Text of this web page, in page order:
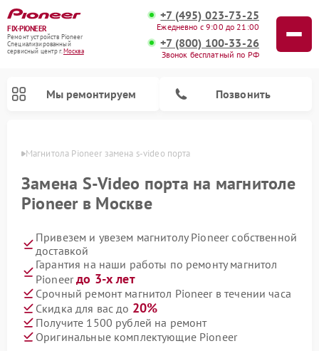
FIX-PIONEER
Ремонт устройств Pioneer
Специализированный
cервисный центр г.Москва
+7 (495) 023-73-25
Ежедневно с 9:00 до 21:00
+7 (800) 100-33-26
Звонок бесплатный по РФ
Мы ремонтируем Позвонить
Магнитола Pioneer замена s-video порта
Замена S-Video порта на магнитоле
Pioneer в Москве
Привезем и увезем магнитолу Pioneer собственной
доставкой
Гарантия на наши работы по ремонту магнитол
Pioneerдо 3-х лет
Срочный ремонт магнитол Pioneer в течении часа
Скидка для вас до 20%
Получите 1500 рублей на ремонт
Оригинальные комплектующие Pioneer